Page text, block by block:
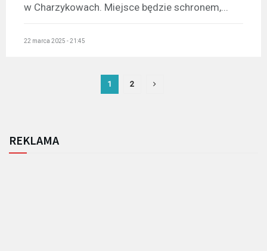
w Charzykowach. Miejsce będzie schronem,...
22 marca 2025 - 21:45
1 2
REKLAMA